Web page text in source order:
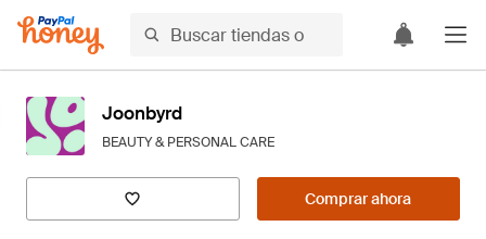
Joonbyrd
BEAUTY & PERSONAL CARE
Comprar ahora